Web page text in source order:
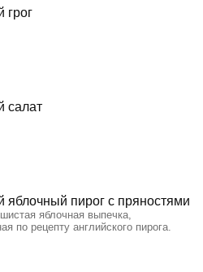
грог
салат
яблочный пирог с пряностями
яблочная выпечка,
по рецепту английского пирога.